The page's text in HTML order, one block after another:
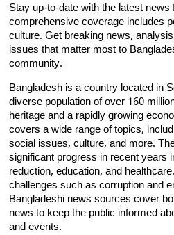
Stay up-to-date with the latest
comprehensive coverage includes
culture. Get breaking news,
issues that matter most to
community.
Bangladesh is a country located in
diverse population of over 160
heritage and a rapidly growing
covers a wide range of topics,
social issues, culture, and more.
significant progress in recent years
reduction, education, and
challenges such as corruption and
Bangladeshi news sources cover
news to keep the public informed
and events.